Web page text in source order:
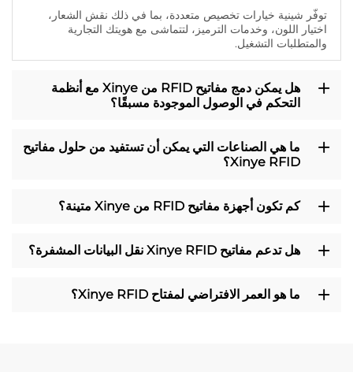
توفّر شينية خيارات تخصيص متعددة، بما في ذلك نقش الشعار،
اختيار اللون، وخدمات الترميز، لتتماشى مع هويتك التجارية
والمتطلبات التشغيل.
هل يمكن دمج مفاتيح RFID من Xinye مع أنظمة
التحكم في الوصول الموجودة مسبقًا؟
ما هي الصناعات التي يمكن أن تستفيد من حلول مفاتيح
Xinye RFID؟
كم تكون أجهزة مفاتيح RFID من Xinye متينة؟
هل تدعم مفاتيح Xinye RFID نقل البيانات المشفرة؟
ما هو العمر الافتراضي لمفتاح Xinye RFID؟